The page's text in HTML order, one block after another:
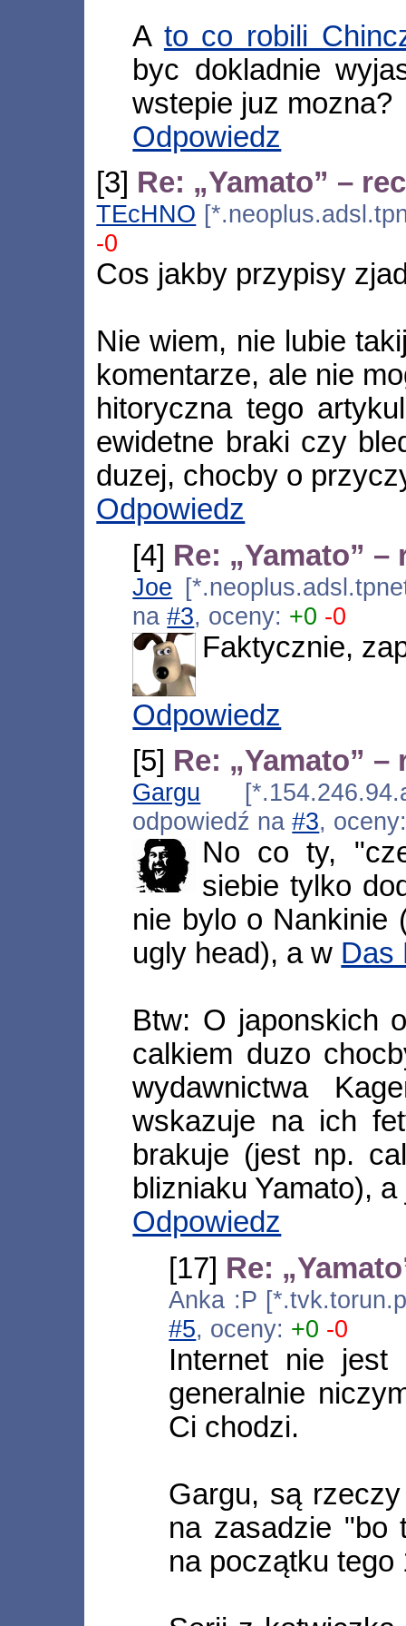
A to co robili
byc dokladnie
wstepie juz mozna?
Odpowiedz
[3] Re: „Yamato” –
TEcHNO
-0
Cos jakby przypisy
Nie wiem, nie lubie
komentarze, ale nie
hitoryczna tego
ewidetne braki czy
duzej, chocby o
Odpowiedz
[4] Re: „Yamato”
Joe
na#3, oceny: +0 -0
Faktycznie,
Odpowiedz
[5] Re: „Yamato”
Gargu
odpowiedź na#3,
No co ty,
siebie tylko
nie bylo o Nankinie
ugly head), a w Das
Btw: O japonskich
calkiem duzo
wydawnictwa
wskazuje na ich
brakuje (jest np.
blizniaku Yamato),
Odpowiedz
[17] Re:
Anka :P
#5, oceny: +0 -0
Internet nie jest
generalnie
Ci chodzi.
Gargu, są
na zasadzie "bo
na początku tego